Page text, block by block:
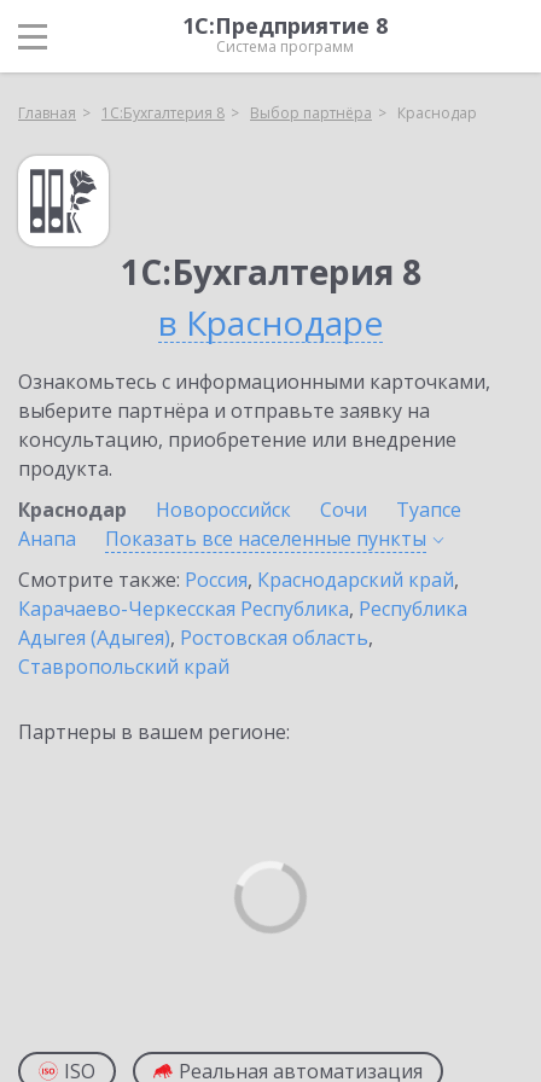
1С:Предприятие 8
Система программ
Главная 1С:Бухгалтерия 8 Выбор партнёра Краснодар
1С:Бухгалтерия 8
в Краснодаре
Ознакомьтесь с информационными карточками,
выберите партнёра и отправьте заявку на
консультацию, приобретение или внедрение
продукта.
Краснодар
Новороссийск Сочи
Туапсе
Анапа
Показать все населенные пункты
Смотрите также: Россия, Краснодарский край,
Карачаево-Черкесская Республика, Республика
Адыгея (Адыгея), Ростовская область,
Ставропольский край
Партнеры в вашем регионе:
ISO Реальная автоматизация